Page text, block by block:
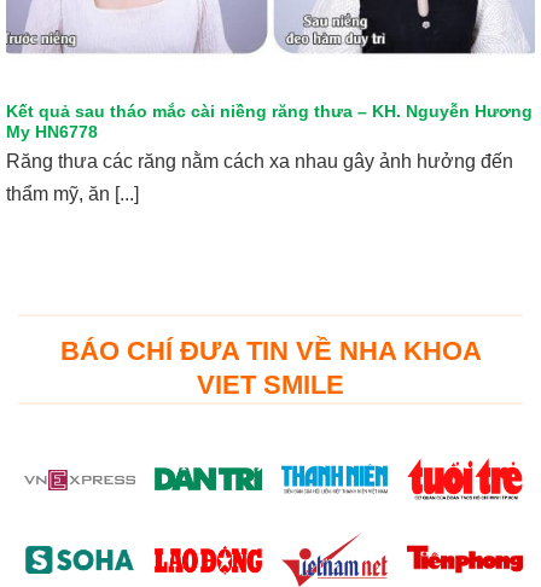
Kết quả sau tháo mắc cài niềng răng thưa – KH. Nguyễn Hương
My HN6778
Răng thưa các răng nằm cách xa nhau gây ảnh hưởng đến
thẩm mỹ, ăn [...]
BÁO CHÍ ĐƯA TIN VỀ NHA KHOA
VIET SMILE